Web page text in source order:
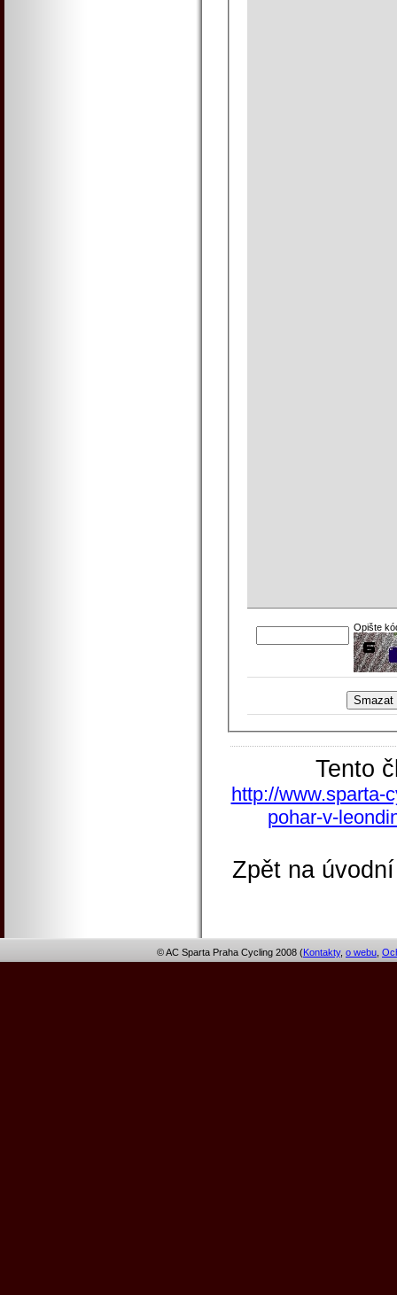
Opište
Tento
http://www.sparta-
pohar-v-
Zpět na
© AC Sparta Praha Cycling 2008 (Kontakty, o webu